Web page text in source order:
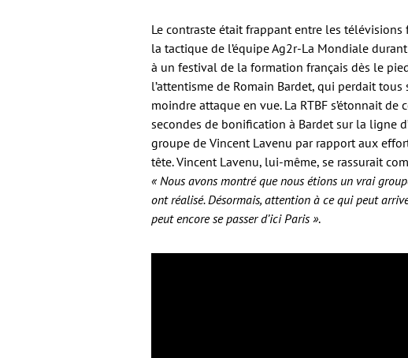
Le contraste était frappant entre les
la tactique de l’équipe Ag2r-La Mondiale
à un festival de la formation français dès le
l’attentisme de Romain Bardet, qui perdait
moindre attaque en vue. La RTBF s’étonnait
secondes de bonification à Bardet sur la ligne
groupe de Vincent Lavenu par rapport aux
tête. Vincent Lavenu, lui-même, se rassurait
« Nous avons montré que nous étions un vrai
ont réalisé. Désormais, attention à ce qui peut
peut encore se passer d’ici Paris ».